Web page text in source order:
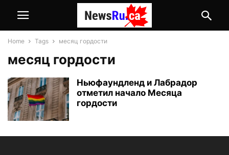
Home Tags месяц гордости
месяц гордости
Ньюфаундленд и Лабрадор
отметил начало Месяца
гордости